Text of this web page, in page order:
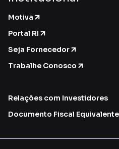
Motiva
Portal RI
Seja Fornecedor
Trabalhe Conosco
Relações com Investidores
Documento Fiscal Equivalente